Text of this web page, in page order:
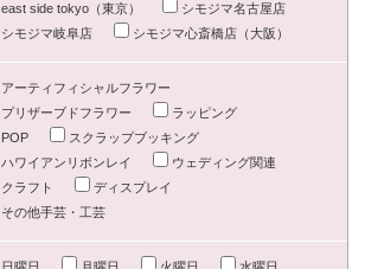
east side tokyo（東京）
シモジマ名古屋店
シモジマ岐阜店
シモジマ心斎橋店（大阪）
アーティフィシャルフラワー
プリザーブドフラワー
ラッピング
POP
スクラップブッキング
ハワイアンリボンレイ
ウェディング関連
クラフト
ディスプレイ
その他手芸・工芸